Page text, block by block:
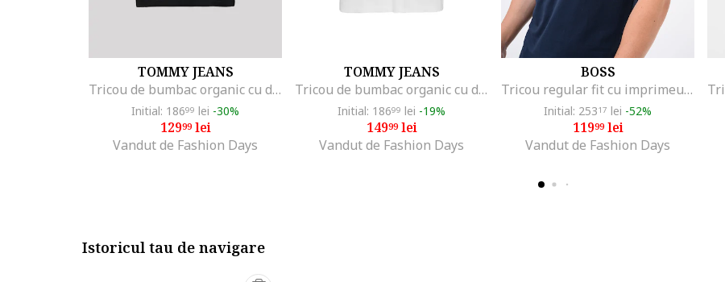
TOMMY JEANS
Tricou de bumbac organic cu decolteu la baza gatului, Negru
Initial: 18699 lei -30%
12999lei
Vandut de Fashion Days
TOMMY JEANS
Tricou de bumbac organic cu decolteu la baza gatului, Alb
Initial: 18699 lei -19%
14999lei
Vandut de Fashion Days
BOSS
Tricou regular fit cu imprimeu logo cauciucat Thinking, Bleumarin
Initial: 25317 lei -52%
11999lei
Vandut de Fashion Days
Istoricul tau de navigare